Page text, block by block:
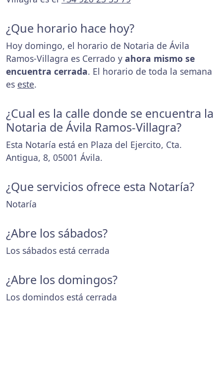
¿Que horario hace hoy?
Hoy domingo, el horario de Notaria de Ávila
Ramos-Villagra es Cerrado y ahora mismo se
encuentra cerrada. El horario de toda la semana
es este.
¿Cual es la calle donde se encuentra la
Notaria de Ávila Ramos-Villagra?
Esta Notaría está en Plaza del Ejercito, Cta.
Antigua, 8, 05001 Ávila.
¿Que servicios ofrece esta Notaría?
Notaría
¿Abre los sábados?
Los sábados está cerrada
¿Abre los domingos?
Los domindos está cerrada